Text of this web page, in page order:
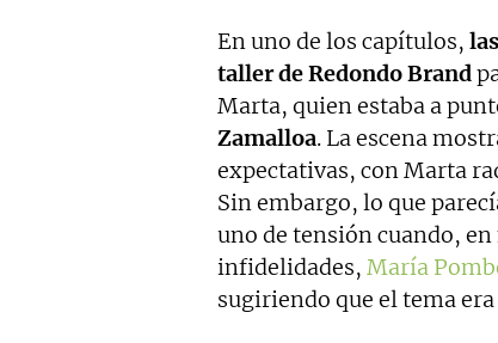
En uno de los capítulos,
taller de Redondo Brand
Marta, quien estaba a
Zamalloa. La escena
expectativas, con Marta
Sin embargo, lo que
uno de tensión cuando,
infidelidades, María
sugiriendo que el tema